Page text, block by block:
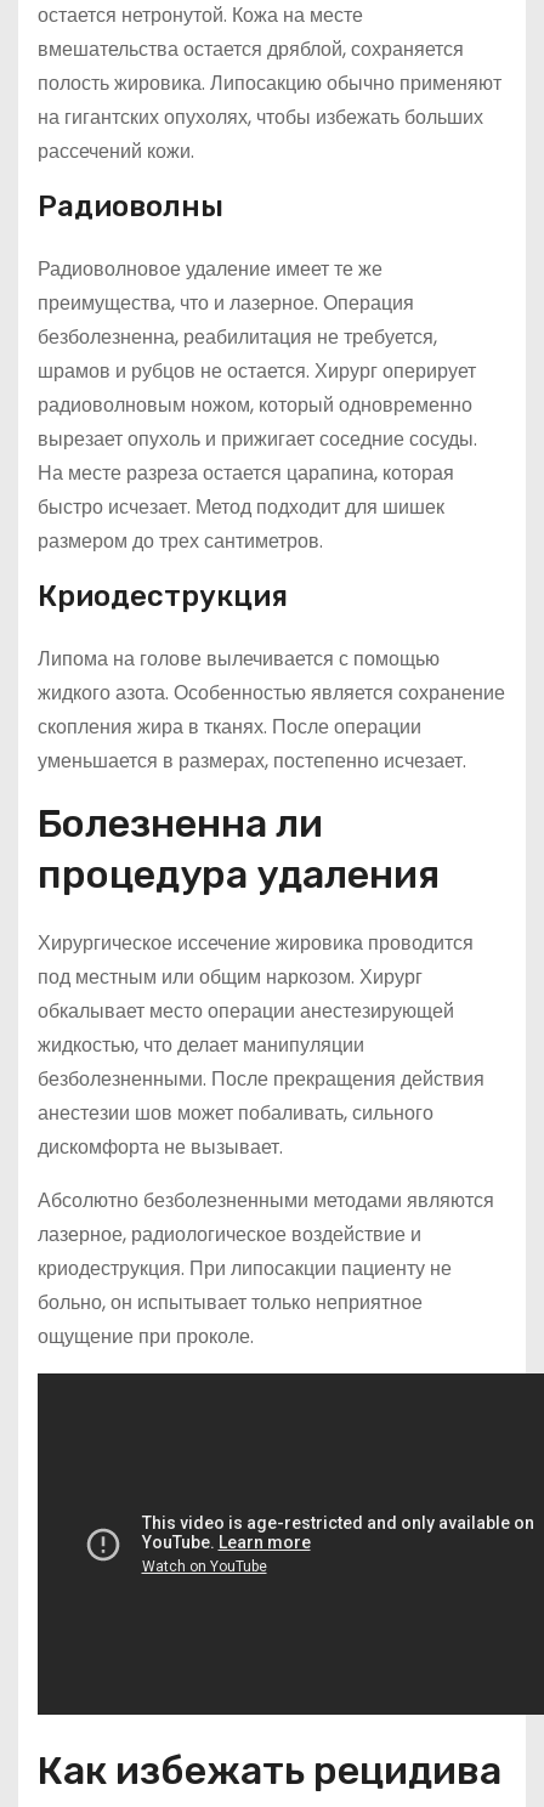
остается нетронутой. Кожа на месте
вмешательства остается дряблой, сохраняется
полость жировика. Липосакцию обычно применяют
на гигантских опухолях, чтобы избежать больших
рассечений кожи.
Радиоволны
Радиоволновое удаление имеет те же
преимущества, что и лазерное. Операция
безболезненна, реабилитация не требуется,
шрамов и рубцов не остается. Хирург оперирует
радиоволновым ножом, который одновременно
вырезает опухоль и прижигает соседние сосуды.
На месте разреза остается царапина, которая
быстро исчезает. Метод подходит для шишек
размером до трех сантиметров.
Криодеструкция
Липома на голове вылечивается с помощью
жидкого азота. Особенностью является сохранение
скопления жира в тканях. После операции
уменьшается в размерах, постепенно исчезает.
Болезненна ли
процедура удаления
Хирургическое иссечение жировика проводится
под местным или общим наркозом. Хирург
обкалывает место операции анестезирующей
жидкостью, что делает манипуляции
безболезненными. После прекращения действия
анестезии шов может побаливать, сильного
дискомфорта не вызывает.
Абсолютно безболезненными методами являются
лазерное, радиологическое воздействие и
криодеструкция. При липосакции пациенту не
больно, он испытывает только неприятное
ощущение при проколе.
Как избежать рецидива